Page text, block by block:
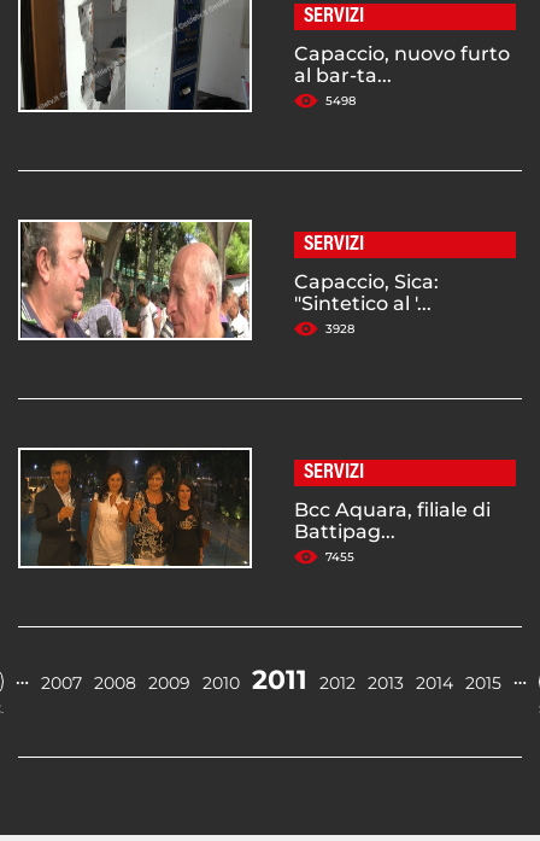
SERVIZI
Capaccio, nuovo furto
al bar-ta...
5498
SERVIZI
Capaccio, Sica:
"Sintetico al '...
3928
SERVIZI
Bcc Aquara, filiale di
Battipag...
7455
… 2007 2008 2009 2010 2011 2012 2013 2014 2015 …